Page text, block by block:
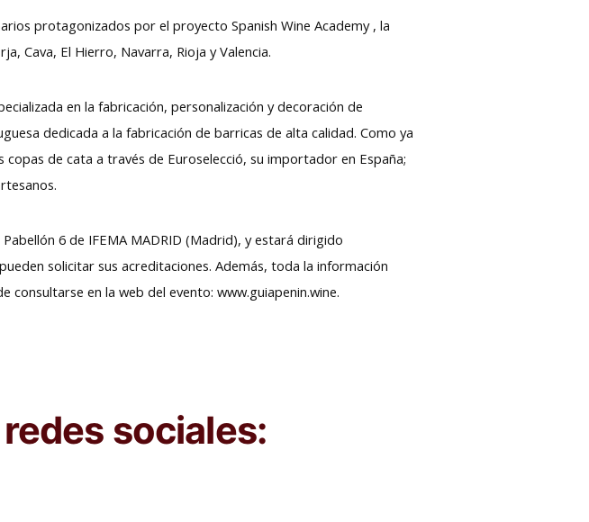
protagonizados por el proyecto Spanish Wine Academy , la
Cava, El Hierro, Navarra, Rioja y Valencia.
en la fabricación, personalización y decoración de
dedicada a la fabricación de barricas de alta calidad. Como ya
de cata a través de Euroselecció, su importador en España;
6 de IFEMA MADRID (Madrid), y estará dirigido
solicitar sus acreditaciones. Además, toda la información
en la web del evento: www.guiapenin.wine.
sociales: